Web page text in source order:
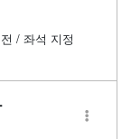
/ 좌석 지정